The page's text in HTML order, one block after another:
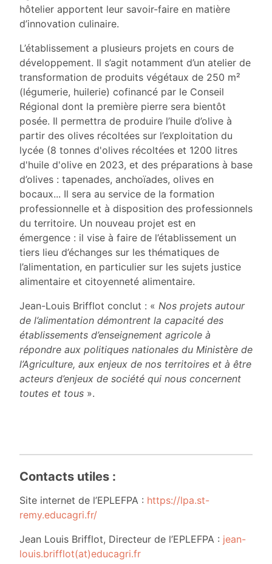
hôtelier apportent leur savoir-faire en matière
d’innovation culinaire.
L’établissement a plusieurs projets en cours de
développement. Il s’agit notamment d’un atelier de
transformation de produits végétaux de 250 m²
(légumerie, huilerie) cofinancé par le Conseil
Régional dont la première pierre sera bientôt
posée. Il permettra de produire l’huile d’olive à
partir des olives récoltées sur l’exploitation du
lycée (8 tonnes d'olives récoltées et 1200 litres
d'huile d'olive en 2023, et des préparations à base
d’olives : tapenades, anchoïades, olives en
bocaux... Il sera au service de la formation
professionnelle et à disposition des professionnels
du territoire. Un nouveau projet est en
émergence : il vise à faire de l’établissement un
tiers lieu d’échanges sur les thématiques de
l’alimentation, en particulier sur les sujets justice
alimentaire et citoyenneté alimentaire.
Jean-Louis Brifflot conclut : « Nos projets autour
de l’alimentation démontrent la capacité des
établissements d’enseignement agricole à
répondre aux politiques nationales du Ministère de
l’Agriculture, aux enjeux de nos territoires et à être
acteurs d’enjeux de société qui nous concernent
toutes et tous ».
Contacts utiles :
Site internet de l’EPLEFPA : https://lpa.st-
remy.educagri.fr/
Jean Louis Brifflot, Directeur de l’EPLEFPA : jean-
louis.brifflot(at)educagri.fr